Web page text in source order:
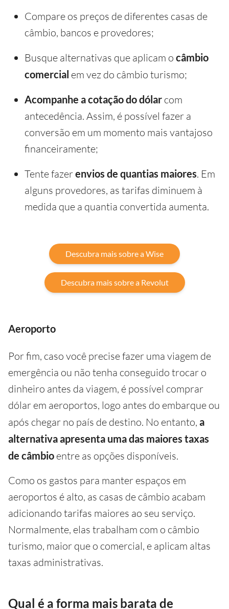
Compare os preços de diferentes casas de
câmbio, bancos e provedores;
Busque alternativas que aplicam o câmbio
comercial em vez do câmbio turismo;
Acompanhe a cotação do dólar com
antecedência. Assim, é possível fazer a
conversão em um momento mais vantajoso
financeiramente;
Tente fazerenvios de quantias maiores. Em
alguns provedores, as tarifas diminuem à
medida que a quantia convertida aumenta.
Descubra mais sobre a Wise
Descubra mais sobre a Revolut
Aeroporto
Por fim, caso você precise fazer uma viagem de
emergência ou não tenha conseguido trocar o
dinheiro antes da viagem, é possível comprar
dólar em aeroportos, logo antes do embarque ou
após chegar no país de destino. No entanto, a
alternativa apresenta uma das maiores taxas
de câmbio entre as opções disponíveis.
Como os gastos para manter espaços em
aeroportos é alto, as casas de câmbio acabam
adicionando tarifas maiores ao seu serviço.
Normalmente, elas trabalham com o câmbio
turismo, maior que o comercial, e aplicam altas
taxas administrativas.
Qual é a forma mais barata de